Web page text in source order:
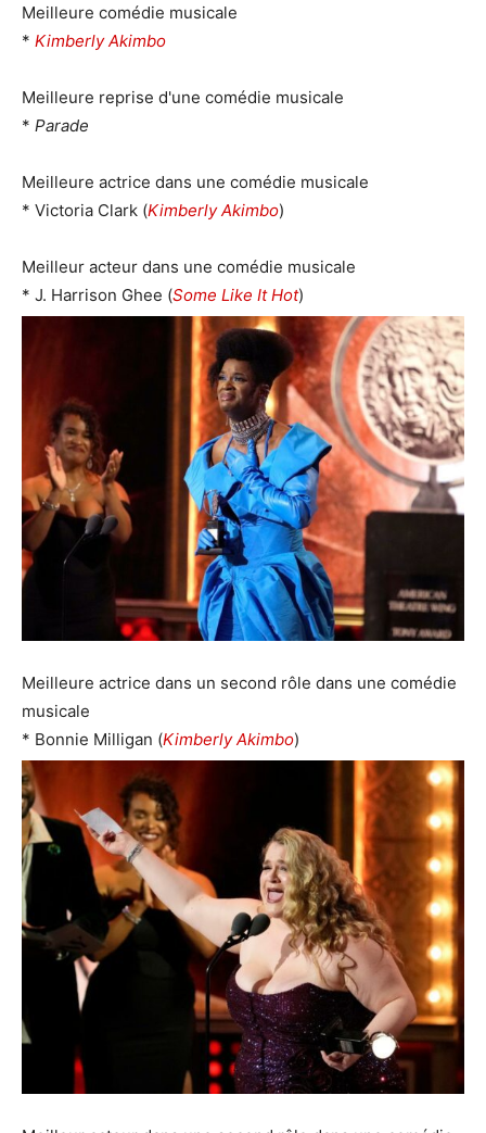
Meilleure comédie musicale
* Kimberly Akimbo
Meilleure reprise d'une comédie musicale
* Parade
Meilleure actrice dans une comédie musicale
* Victoria Clark (Kimberly Akimbo)
Meilleur acteur dans une comédie musicale
* J. Harrison Ghee (Some Like It Hot)
Meilleure actrice dans un second rôle dans une comédie
musicale
* Bonnie Milligan (Kimberly Akimbo)